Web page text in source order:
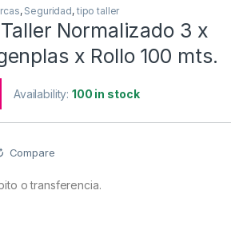
, Seguridad, tipo taller
Normalizado 3 x
x Rollo 100 mts.
Availability:100 in stock
Compare
o transferencia.